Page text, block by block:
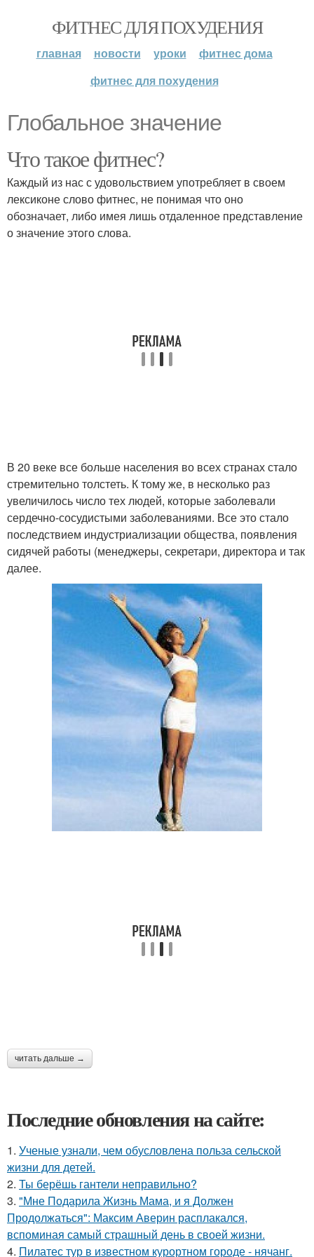
ФИТНЕС ДЛЯ ПОХУДЕНИЯ
главная новости уроки
фитнес дома
фитнес для похудения
Глобальное значение
Что такое фитнес?
Каждый из нас с удовольствием употребляет в своем
лексиконе слово фитнес, не понимая что оно
обозначает, либо имея лишь отдаленное представление
о значение этого слова.
В 20 веке все больше населения во всех странах стало
стремительно толстеть. К тому же, в несколько раз
увеличилось число тех людей, которые заболевали
сердечно-сосудистыми заболеваниями. Все это стало
последствием индустриализации общества, появления
сидячей работы (менеджеры, секретари, директора и так
далее.
читать дальше →
Последние обновления на сайте:
1. Ученые узнали, чем обусловлена польза сельской
жизни для детей.
2. Ты берёшь гантели неправильно?
3. "Мне Подарила Жизнь Мама, и я Должен
Продолжаться": Максим Аверин расплакался,
вспоминая самый страшный день в своей жизни.
4. Пилатес тур в известном курортном городе - нячанг.